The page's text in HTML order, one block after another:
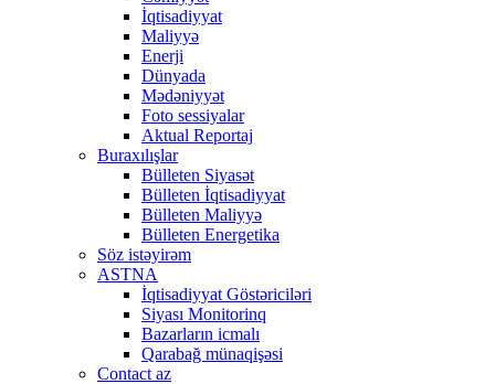
İqtisadiyyat
Maliyyə
Enerji
Dünyada
Mədəniyyət
Foto sessiyalar
Aktual Reportaj
Buraxılışlar
Bülleten Siyasət
Bülleten İqtisadiyyat
Bülleten Maliyyə
Bülleten Energetika
Söz istəyirəm
ASTNA
İqtisadiyyat Göstəriciləri
Siyası Monitorinq
Bazarların icmalı
Qarabağ münaqişəsi
Contact az